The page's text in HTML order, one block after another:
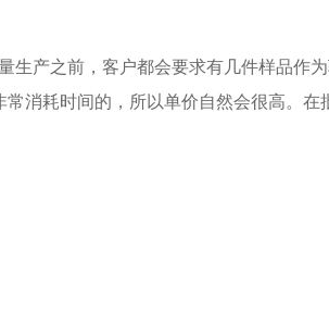
生产之前，客户都会要求有几件样品作
消耗时间的，所以单价自然会很高。 在